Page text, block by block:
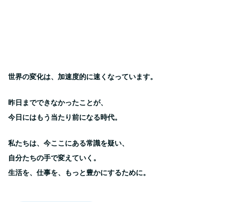
世界の変化は、加速度的に速くなっています。
昨日までできなかったことが、
今日にはもう当たり前になる時代。
私たちは、今ここにある常識を疑い、
自分たちの手で変えていく。
生活を、仕事を、もっと豊かにするために。